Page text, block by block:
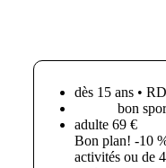
dès 15 ans •
bon
adulte 69 €
Bon plan! -10
activités ou de